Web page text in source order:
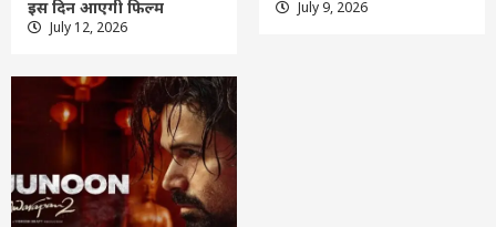
इस दिन आएगी फिल्म
July 12, 2026
July 9, 2026
Feature
Aaj ka Panchang 08 August 2026: आज
करें राहुकाल का समय, यहां पढ़ें पूरा पंचांग
4
Feature राशि फल लेटेस्ट
Aaj Ka Rashifal 8 August 2026: आज
शनिवार को कई राशियों की चमकेगी किस्मत, जानें
मेष से मीन तक आज का राशिफल